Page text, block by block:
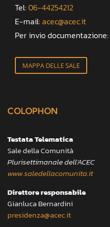
Tel: 06-44254212
E-mail: acec@acec.it
Per invio documentazione:
MAPPA DELLE SALE
COLOPHON
Testata Telematica
Sale della Comunità
Plurisettimanale dell’ACEC
www.saledellacomunita.it
Direttore responsabile
Gianluca Bernardini
presidenza@acec.it